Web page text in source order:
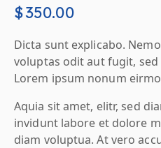
$350.00
Dicta sunt explicabo.
voluptas odit aut fugit,
Lorem ipsum nonum
Aquia sit amet, elitr, sed
invidunt labore et dolore
diam voluptua. At vero